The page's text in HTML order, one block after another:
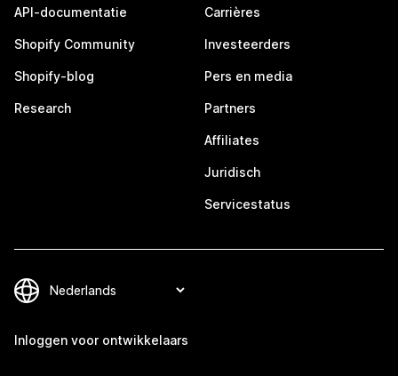
API-documentatie
Shopify Community
Shopify-blog
Research
Carrières
Investeerders
Pers en media
Partners
Affiliates
Juridisch
Servicestatus
Inloggen voor ontwikkelaars